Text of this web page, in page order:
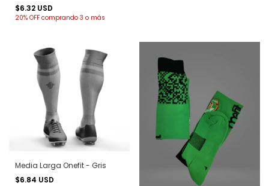
$6.32 USD
20% OFF comprando 3 o más
Media Larga Onefit - Gris
$6.84 USD